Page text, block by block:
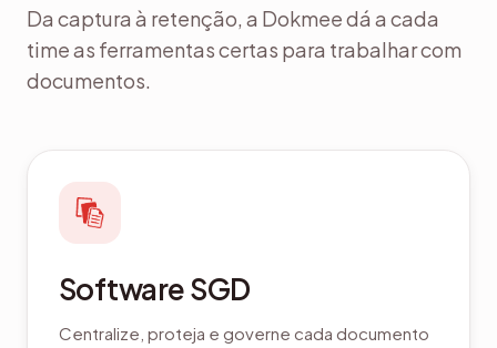
Da captura à retenção, a Dokmee dá a cada
time as ferramentas certas para trabalhar com
documentos.
Software SGD
Centralize, proteja e governe cada documento